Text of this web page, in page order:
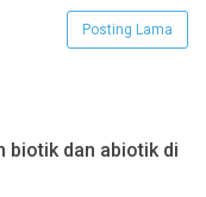
Posting Lama
biotik dan abiotik di